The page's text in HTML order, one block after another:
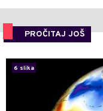
PROČITAJ JOŠ
6 slika